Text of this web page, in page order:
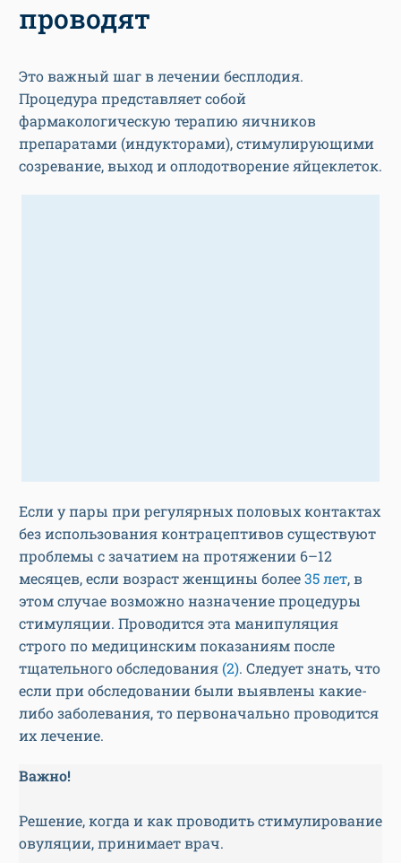
проводят
Это важный шаг в лечении бесплодия.
Процедура представляет собой
фармакологическую терапию яичников
препаратами (индукторами), стимулирующими
созревание, выход и оплодотворение яйцеклеток.
Если у пары при регулярных половых контактах
без использования контрацептивов существуют
проблемы с зачатием на протяжении 6–12
месяцев, если возраст женщины более35 лет, в
этом случае возможно назначение процедуры
стимуляции. Проводится эта манипуляция
строго по медицинским показаниям после
тщательного обследования (2). Следует знать, что
если при обследовании были выявлены какие-
либо заболевания, то первоначально проводится
их лечение.
Важно!
Решение, когда и как проводить стимулирование
овуляции, принимает врач.